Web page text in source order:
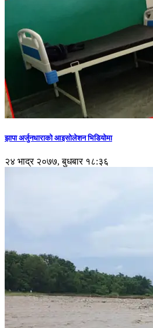
झापा अर्जुनधाराको आइसोलेशन भिडियोमा
२४ भाद्र २०७७, बुधबार १८:३६